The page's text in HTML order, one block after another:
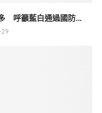
呼籲藍白通過國防...
29